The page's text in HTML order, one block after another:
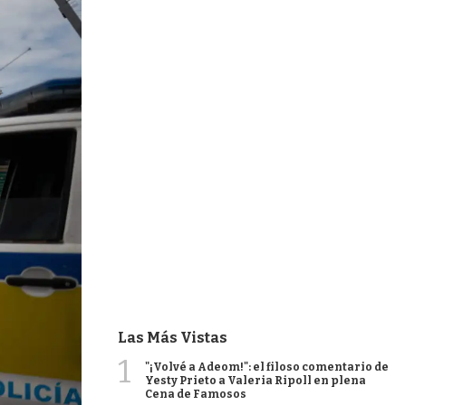
Las Más Vistas
1
"¡Volvé a Adeom!": el filoso comentario de
Yesty Prieto a Valeria Ripoll en plena
Cena de Famosos